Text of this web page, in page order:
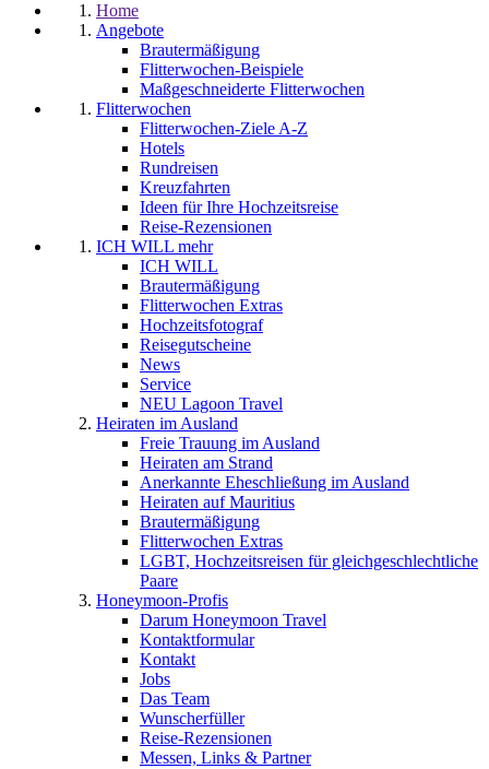
Home
Angebote
Brautermäßigung
Flitterwochen-Beispiele
Maßgeschneiderte Flitterwochen
Flitterwochen
Flitterwochen-Ziele A-Z
Hotels
Rundreisen
Kreuzfahrten
Ideen für Ihre Hochzeitsreise
Reise-Rezensionen
ICH WILL mehr
ICH WILL
Brautermäßigung
Flitterwochen Extras
Hochzeitsfotograf
Reisegutscheine
News
Service
NEU Lagoon Travel
Heiraten im Ausland
Freie Trauung im Ausland
Heiraten am Strand
Anerkannte Eheschließung im Ausland
Heiraten auf Mauritius
Brautermäßigung
Flitterwochen Extras
LGBT, Hochzeitsreisen für gleichgeschlechtliche
Paare
Honeymoon-Profis
Darum Honeymoon Travel
Kontaktformular
Kontakt
Jobs
Das Team
Wunscherfüller
Reise-Rezensionen
Messen, Links & Partner